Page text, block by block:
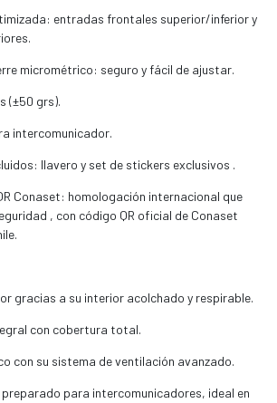
entradas frontales superior/inferior y
micrométrico: seguro y fácil de ajustar.
(±50 grs).
intercomunicador.
llavero y set de stickers exclusivos .
Conaset: homologación internacional que
, con código QR oficial de Conaset
gracias a su interior acolchado y respirable.
con cobertura total.
con su sistema de ventilación avanzado.
para intercomunicadores, ideal en